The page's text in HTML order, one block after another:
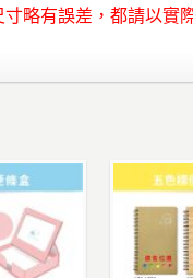
略有誤差，都請以實